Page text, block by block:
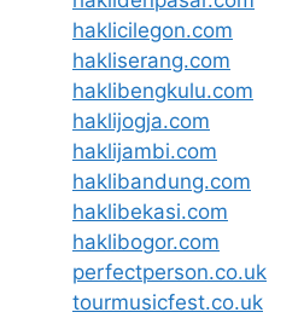
haklicilegon.com
hakliserang.com
haklibengkulu.com
haklijogja.com
haklijambi.com
haklibandung.com
haklibekasi.com
haklibogor.com
perfectperson.co.uk
tourmusicfest.co.uk